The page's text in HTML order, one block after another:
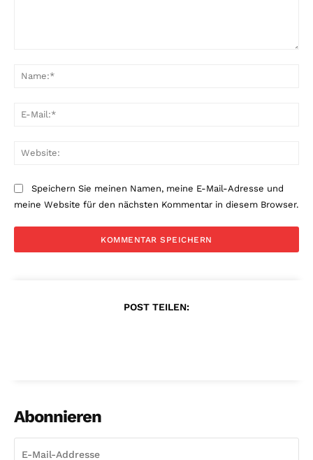
Speichern Sie meinen Namen, meine E-Mail-Adresse und
meine Website für den nächsten Kommentar in diesem Browser.
POST TEILEN:
Abonnieren